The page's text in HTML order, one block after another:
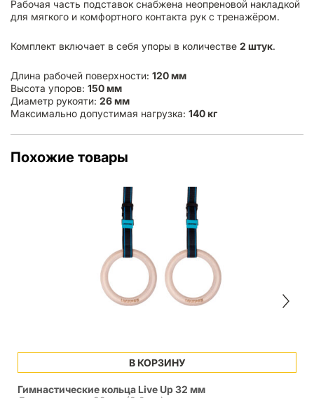
Рабочая часть подставок снабжена неопреновой накладкой
для мягкого и комфортного контакта рук с тренажёром.
Комплект включает в себя упоры в количестве 2 штук.
Длина рабочей поверхности: 120 мм
Высота упоров: 150 мм
Диаметр рукояти: 26 мм
Максимально допустимая нагрузка: 140 кг
Похожие товары
В КОРЗИНУ
Гимнастические кольца Live Up 32 мм